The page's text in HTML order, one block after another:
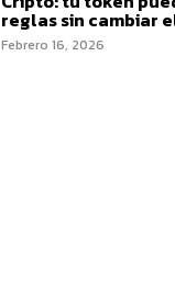
reglas sin cambiar
Febrero 16, 2026